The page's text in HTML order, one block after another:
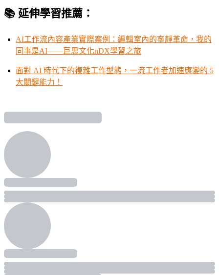
📚 延伸學習推薦：
AI工作流內容產業實際案例：編輯室內的寧靜革命，我的
同事是AI——巨思文化nDX學習之旅
面對 AI 時代下的複雜工作型態，一流工作者加速應變的 5
大關鍵能力！